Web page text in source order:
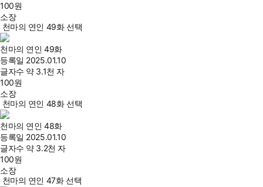
100원
소장
천마의 연인 49화 선택
천마의 연인 49화
등록일 2025.01.10
글자수 약 3.1천 자
100원
소장
천마의 연인 48화 선택
천마의 연인 48화
등록일 2025.01.10
글자수 약 3.2천 자
100원
소장
천마의 연인 47화 선택